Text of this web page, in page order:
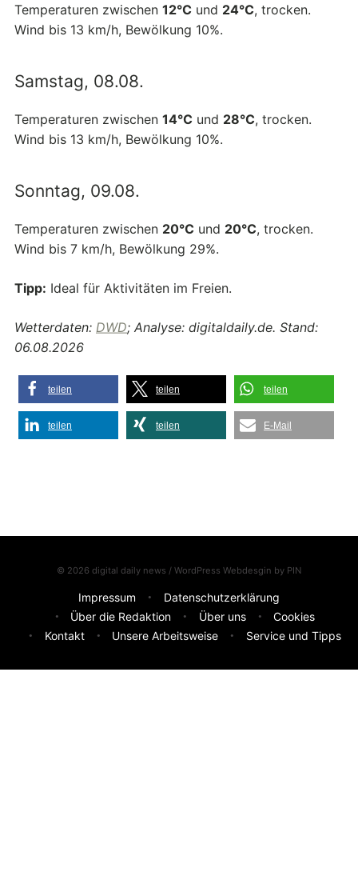
Temperaturen zwischen 12°C und 24°C, trocken.
Wind bis 13 km/h, Bewölkung 10%.
Samstag, 08.08.
Temperaturen zwischen 14°C und 28°C, trocken.
Wind bis 13 km/h, Bewölkung 10%.
Sonntag, 09.08.
Temperaturen zwischen 20°C und 20°C, trocken.
Wind bis 7 km/h, Bewölkung 29%.
Tipp: Ideal für Aktivitäten im Freien.
Wetterdaten: DWD; Analyse: digitaldaily.de. Stand:
06.08.2026
teilen teilen teilen
teilen teilen E-Mail
© 2026 digital daily news / WordPress Webdesgin by PIN
Impressum
Datenschutzerklärung
Über die Redaktion
Über uns
Cookies
Kontakt
Unsere Arbeitsweise Service und Tipps